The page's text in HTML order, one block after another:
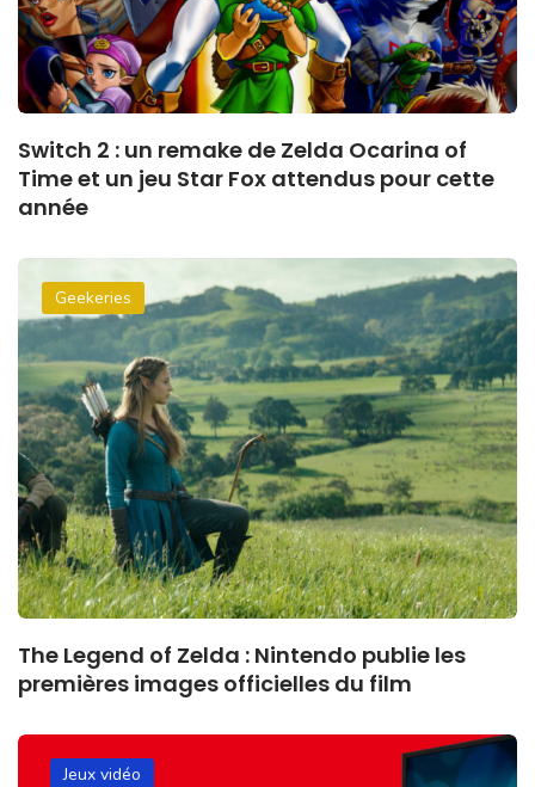
Switch 2 : un remake de Zelda Ocarina of
Time et un jeu Star Fox attendus pour cette
année
Geekeries
The Legend of Zelda : Nintendo publie les
premières images officielles du film
Jeux vidéo